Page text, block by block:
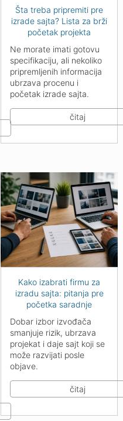
Šta treba pripremiti pre
izrade sajta? Lista za brži
početak projekta
Ne morate imati gotovu
specifikaciju, ali nekoliko
pripremljenih informacija
ubrzava procenu i
početak izrade sajta.
čitaj
Kako izabrati firmu za
izradu sajta: pitanja pre
početka saradnje
Dobar izbor izvođača
smanjuje rizik, ubrzava
projekat i daje sajt koji se
može razvijati posle
objave.
čitaj